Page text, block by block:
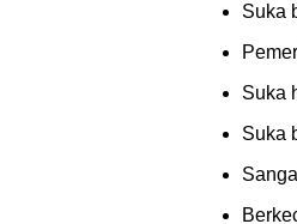
Suka
Suka
Suka